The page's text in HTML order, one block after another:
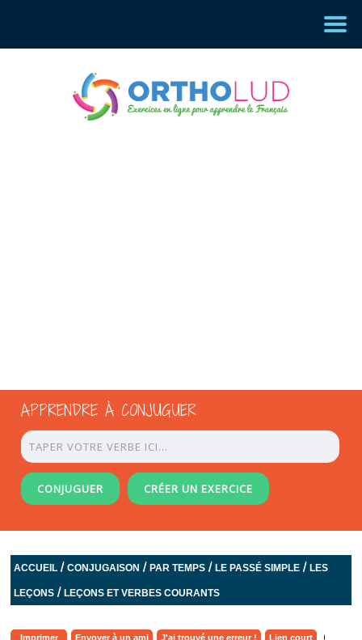
APPRENDRE À CONJUGUER
CONJUGUER CRÉER UN EXERCICE
ACCUEIL /CONJUGAISON /PAR TEMPS /LE PASSÉ SIMPLE /LES
LEÇONS /LEÇONS ET VERBES COURANTS
Imprimer Envoyer à un ami J'ai trouvé une erreur ! Lien court